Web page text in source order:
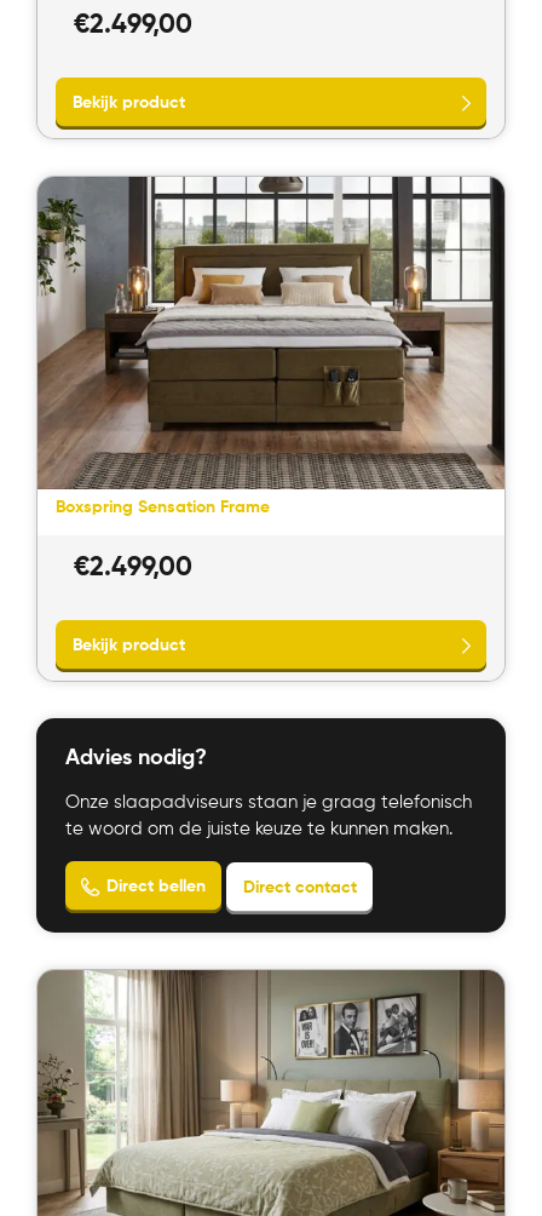
€2.499,00
Bekijk product
Boxspring Sensation Frame
€2.499,00
Advies nodig?
Onze slaapadviseurs staan je graag telefonisch
te woord om de juiste keuze te kunnen maken.